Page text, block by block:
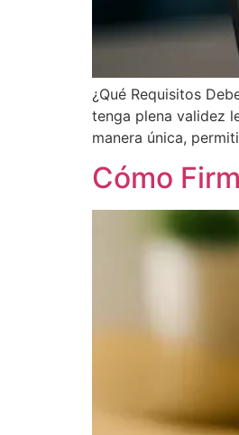
¿Qué Requisitos
tenga plena validez
manera única,
Cómo